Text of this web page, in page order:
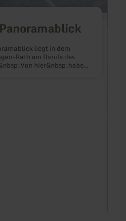
liegt in dem
Rath am Rande des
hier&nbsp;haben